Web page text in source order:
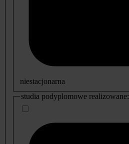
niestacjonarna
studia podyplomowe realizowane: